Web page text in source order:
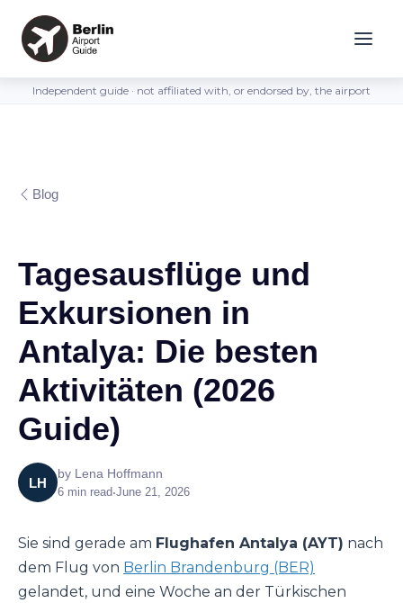
Independent guide · not affiliated with, or endorsed by, the airport
Blog
Tagesausflüge und
Exkursionen in
Antalya: Die besten
Aktivitäten (2026
Guide)
LH
by Lena Hoffmann
6 min read•June 21, 2026
Sie sind gerade am Flughafen Antalya (AYT) nach
dem Flug von Berlin Brandenburg (BER)
gelandet, und eine Woche an der Türkischen